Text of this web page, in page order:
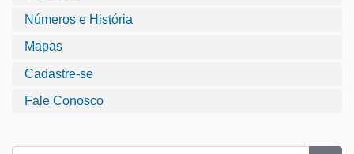
Números e História
Mapas
Cadastre-se
Fale Conosco